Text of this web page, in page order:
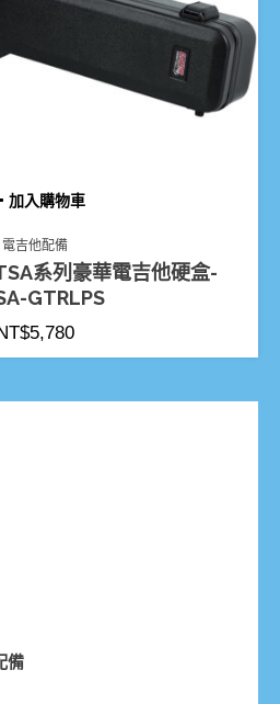
加入購物車
電吉他配備
系列豪華電吉他硬盒-
GTRLPS
5,780
備